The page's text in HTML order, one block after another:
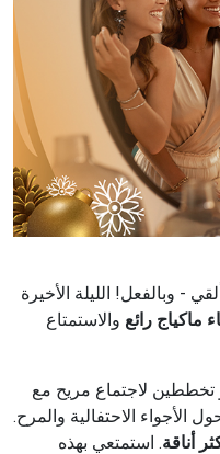
- وبالفعل! الليلة الأخيرة
ماكياج رائع والاستمتاع
تخططين لاجتماع مريح مع
الأجواء الاحتفالية والمرح.
أناقة. استمتعي بهذه